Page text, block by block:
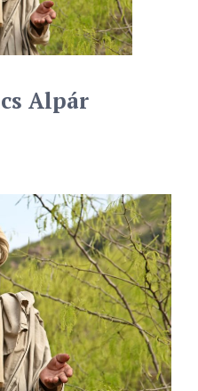
Alpár